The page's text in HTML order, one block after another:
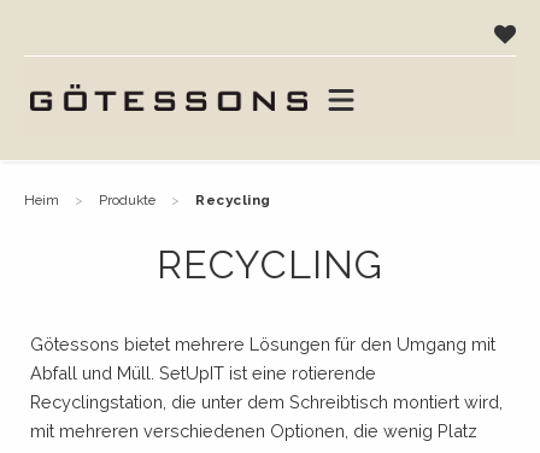
heim produkte recycling
RECYCLING
Götessons bietet mehrere Lösungen für den Umgang mit
Abfall und Müll. SetUpIT ist eine rotierende
Recyclingstation, die unter dem Schreibtisch montiert wird,
mit mehreren verschiedenen Optionen, die wenig Platz